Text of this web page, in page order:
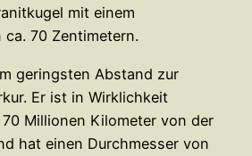
mit einem
ca. 70 Zentimetern.
geringsten Abstand zur
Er ist in Wirklichkeit
Millionen Kilometer von der
hat einen Durchmesser von